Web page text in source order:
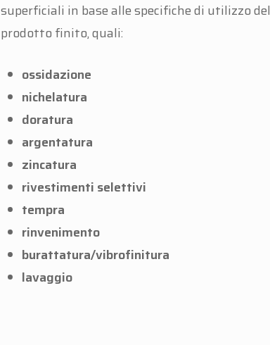
superficiali in base alle specifiche di utilizzo del
prodotto finito, quali:
ossidazione
nichelatura
doratura
argentatura
zincatura
rivestimenti selettivi
tempra
rinvenimento
burattatura/vibrofinitura
lavaggio